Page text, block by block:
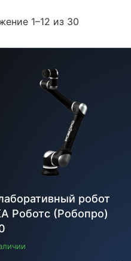
1–12 из 30
робот
Роботс (Робопро)